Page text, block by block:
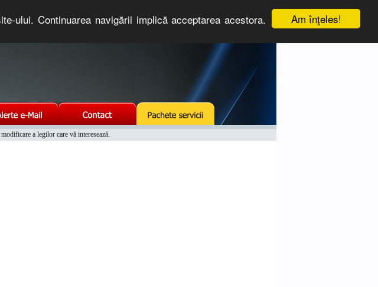
Am înţeles!
ului. Continuarea navigării implică acceptarea acestora.
a legilor care vă interesează.